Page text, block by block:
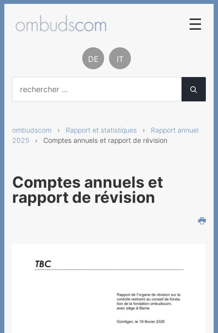
DE IT
ombudscom › Rapport et statistiques › Rapport annuel
2025 › Comptes annuels et rapport de révision
Comptes annuels et
rapport de révision
☰
Procédure de conciliation
Base légale
Rapport et statistiques
Présidente
Questions-clés
L'organe de conciliation
Fondation ombudscom
L'autorité de surveillance